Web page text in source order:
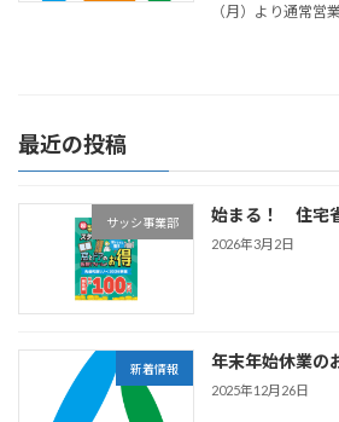
（月）より通常営
最近の投稿
サッシ事業部 始まる！ 住宅
2026年3月2日
新着情報 年末年始休業の
2025年12月26日